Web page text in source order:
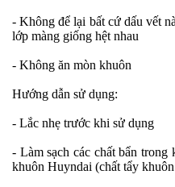
- Không để lại bất cứ dấu vết
lớp màng giống hệt nhau
- Không ăn mòn khuôn
Hướng dẫn sử dụng:
- Lắc nhẹ trước khi sử dụng
- Làm sạch các chất bẩn trong
khuôn Huyndai (chất tẩy